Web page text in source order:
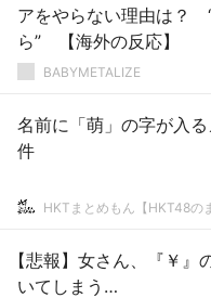
アをやらない理由は？
ら” 【海外の反応】
BABYMETALIZE
名前に「萌」の字が入
件
HKTまとめもん【HKT48の
【悲報】女さん、『￥』
いてしまう…